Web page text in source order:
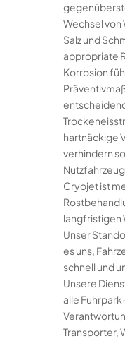
Wechsel von
Salz und
appropriate
Korrosion
hartnäckige
verhindern
Cryojet ist
langfristigen
Unser
es uns,
schnell und
Unsere
alle
Transporter,